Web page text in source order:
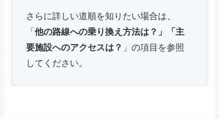
さらに詳しい道順を知りたい場合は、
「他の路線への乗り換え方法は？」「主
要施設へのアクセスは？ 」の項目を参照
してください。